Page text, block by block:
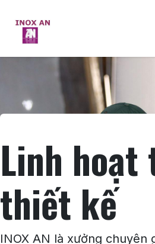
Linh hoạt
thiết kế
INOX AN là xưởng chuyên